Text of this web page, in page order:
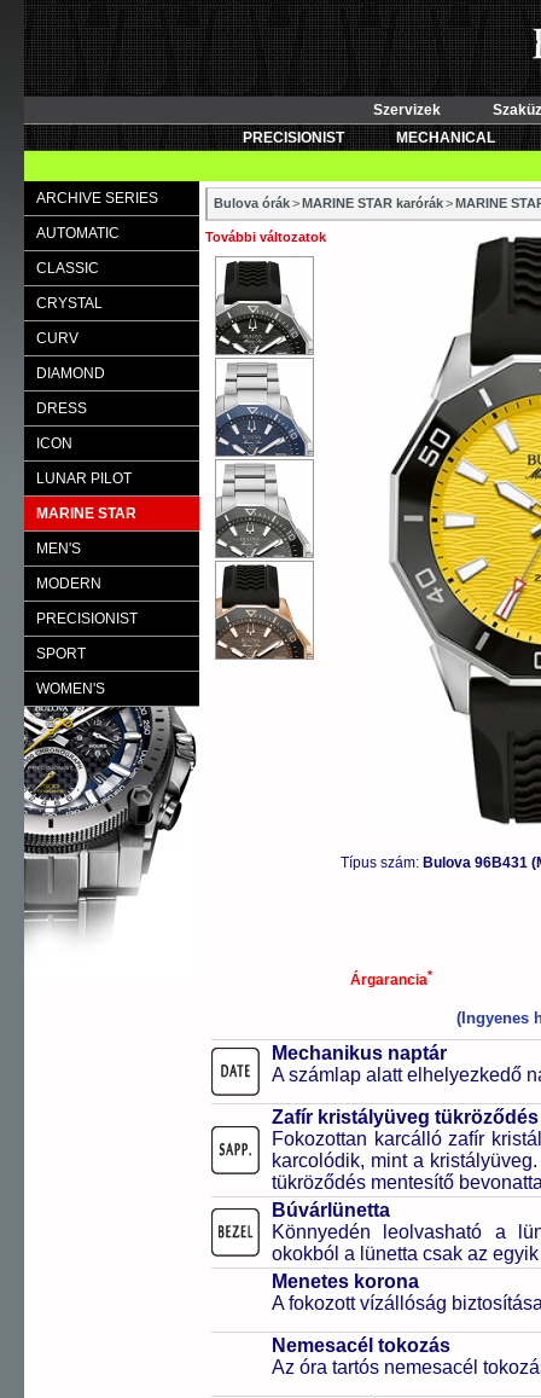
Szervizek
PRECISIONIST
MECHANICAL
ARCHIVE SERIES
AUTOMATIC
CLASSIC
CRYSTAL
CURV
DIAMOND
DRESS
ICON
LUNAR PILOT
MARINE STAR
MEN'S
MODERN
PRECISIONIST
SPORT
WOMEN'S
Bulova órák>MARINE STAR karórák>MARINE
További változatok
Típus szám: Bulova 96B431
Árgarancia*
(Ingyenes
Mechanikus naptár
A számlap alatt elhelyezkedő
Zafír kristályüveg
Fokozottan karcálló zafír
karcolódik, mint a
tükröződés mentesítő
Búvárlünetta
Könnyedén leolvasható a
okokból a lünetta csak az
Menetes korona
A fokozott vízállóság
Nemesacél tokozás
Az óra tartós nemesacél